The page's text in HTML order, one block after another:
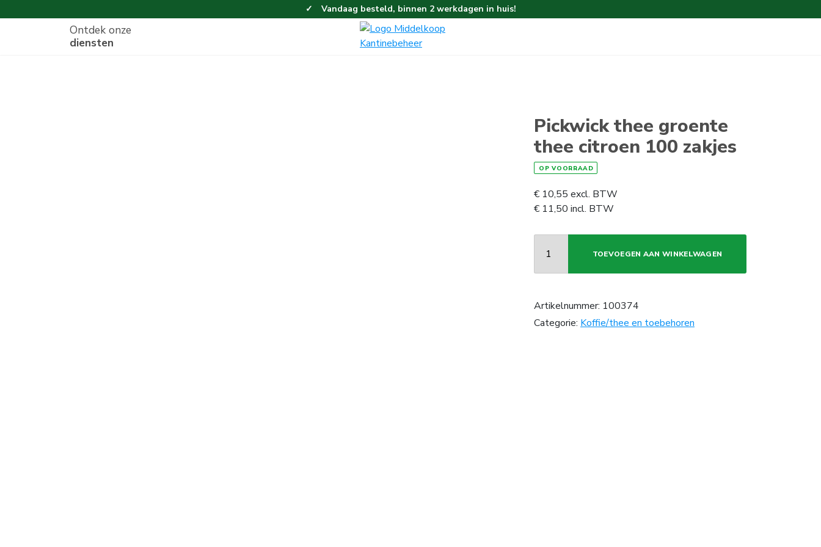
Vandaag besteld, binnen 2 werkdagen in huis!
Eenvoudig en gemakkelijk bestellen!
Gratis thuisbezorgd vanaf 100,-!
Ontdek onze
diensten
Pickwick thee groente
thee citroen 100 zakjes
OP VOORRAAD
€ 10,55 excl. BTW
€ 11,50 incl. BTW
TOEVOEGEN AAN WINKELWAGEN
Artikelnummer: 100374
Categorie: Koffie/thee en toebehoren